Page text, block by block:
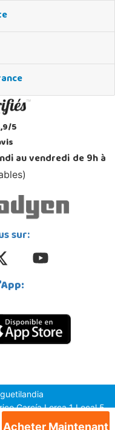
Acheter Maintenant
/5
au vendredi de 9h à
sur:
García Lorca 1 Local 5,
(Alicante)